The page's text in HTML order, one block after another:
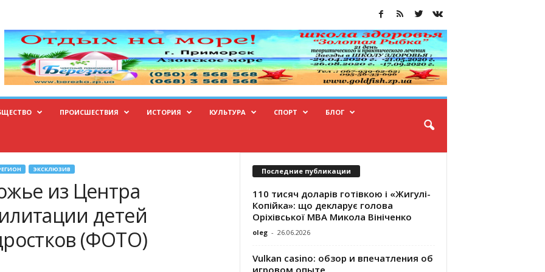
ПРОИСШЕСТВИЯ ИСТОРИЯ КУЛЬТУРА СПОРТ БЛОГ
ЭКСКЛЮЗИВ
из Центра
детей
(ФОТО)
Последние публикации
110 тисяч доларів готівкою і «Жигулі-
Копійка»: що декларує голова
Оріхівської МВА Микола Вініченко
oleg - 26.06.2026
Vulkan casino: обзор и впечатления об
игровом опыте